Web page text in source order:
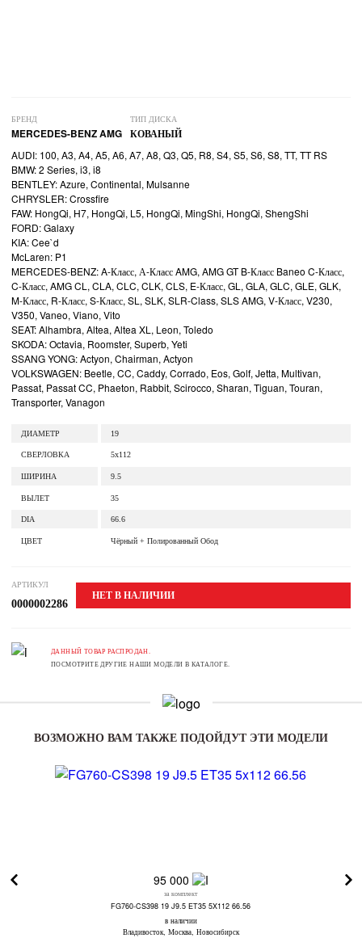
БРЕНД
MERCEDES-BENZ AMG
ТИП ДИСКА
КОВАНЫЙ
AUDI: 100, A3, A4, A5, A6, A7, A8, Q3, Q5, R8, S4, S5, S6, S8, TT, TT RS
BMW: 2 Series, i3, i8
BENTLEY: Azure, Continental, Mulsanne
CHRYSLER: Crossfire
FAW: HongQi, H7, HongQi, L5, HongQi, MingShi, HongQi, ShengShi
FORD: Galaxy
KIA: Cee`d
McLaren: P1
MERCEDES-BENZ: A-Класс, А-Класс AMG, AMG GT B-Класс Baneo C-Класс,
C-Класс, AMG CL, CLA, CLC, CLK, CLS, E-Класс, GL, GLA, GLC, GLE, GLK,
M-Класс, R-Класс, S-Класс, SL, SLK, SLR-Class, SLS AMG, V-Класс, V230,
V350, Vaneo, Viano, Vito
SEAT: Alhambra, Altea, Altea XL, Leon, Toledo
SKODA: Octavia, Roomster, Superb, Yeti
SSANG YONG: Actyon, Chairman, Actyon
VOLKSWAGEN: Beetle, CC, Caddy, Corrado, Eos, Golf, Jetta, Multivan,
Passat, Passat CC, Phaeton, Rabbit, Scirocco, Sharan, Tiguan, Touran,
Transporter, Vanagon
ДИАМЕТР 19
СВЕРЛОВКА 5x112
ШИРИНА 9.5
ВЫЛЕТ 35
DIA 66.6
ЦВЕТ Чёрный + Полированный Обод
АРТИКУЛ
0000002286
НЕТ В НАЛИЧИИ
ДАННЫЙ ТОВАР РАСПРОДАН.
ПОСМОТРИТЕ ДРУГИЕ НАШИ МОДЕЛИ В КАТАЛОГЕ.
ВОЗМОЖНО ВАМ ТАКЖЕ ПОДОЙДУТ ЭТИ МОДЕЛИ
95 000
за комплект
FG760-CS398 19 J9.5 ET35 5X112 66.56
в наличии
Владивосток, Москва, Новосибирск